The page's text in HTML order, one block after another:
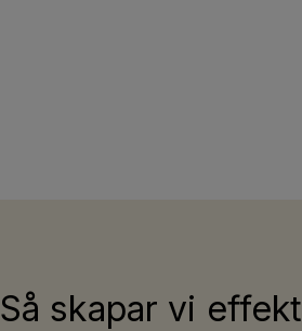
Så skapar vi effekt